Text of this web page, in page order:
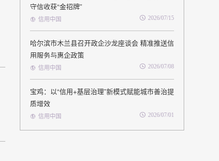
守信收获“金招牌”
信用中国 2026/07/15
哈尔滨市木兰县召开政企沙龙座谈会 精准推送信
用服务与惠企政策
信用中国 2026/07/08
宝鸡：以“信用+基层治理”新模式赋能城市善治提
质增效
信用中国 2026/07/01